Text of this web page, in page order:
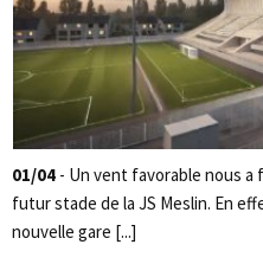
01/04 - Un vent favorable nous
futur stade de la JS Meslin. En
nouvelle gare [...]